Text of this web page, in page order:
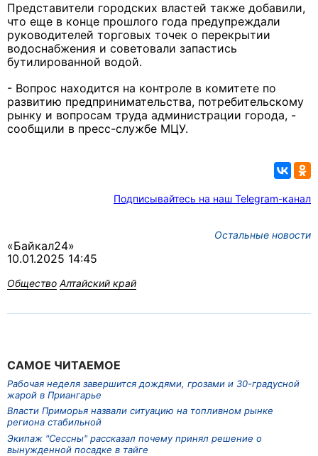
Представители городских властей также добавили,
что еще в конце прошлого года предупреждали
руководителей торговых точек о перекрытии
водоснабжения и советовали запастись
бутилированной водой.
- Вопрос находится на контроле в комитете по
развитию предпринимательства, потребительскому
рынку и вопросам труда администрации города, -
сообщили в пресс-службе МЦУ.
Подписывайтесь на наш Telegram-канал
Остальные новости
«Байкал24»
10.01.2025 14:45
Общество Алтайский край
САМОЕ ЧИТАЕМОЕ
Рабочая неделя завершится дождями, грозами и 30-градусной
жарой в Приангарье
Власти Приморья назвали ситуацию на топливном рынке
региона стабильной
Экипаж "Сессны" рассказал почему принял решение о
вынужденной посадке в тайге